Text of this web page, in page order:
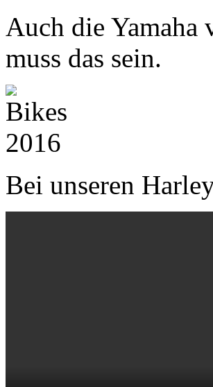
Auch die
muss das sein.
Bei unseren